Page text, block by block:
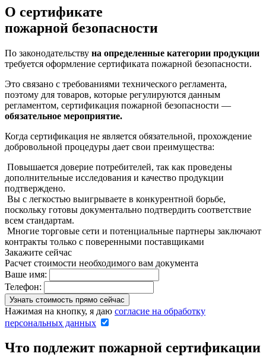
О сертификате
пожарной безопасности
По законодательству на определенные категории продукции
требуется оформление сертификата пожарной безопасности.
Это связано с требованиями технического регламента,
поэтому для товаров, которые регулируются данным
регламентом, сертификация пожарной безопасности —
обязательное мероприятие.
Когда сертификация не является обязательной, прохождение
добровольной процедуры дает свои преимущества:
Повышается доверие потребителей, так как проведены
дополнительные исследования и качество продукции
подтверждено.
Вы с легкостью выигрываете в конкурентной борьбе,
поскольку готовы документально подтвердить соответствие
всем стандартам.
Многие торговые сети и потенциальные партнеры заключают
контракты только с поверенными поставщиками
Закажите сейчас
Расчет стоимости необходимого вам документа
Ваше имя:
Телефон:
Нажимая на кнопку, я даю согласие на обработку
персональных данных
Что подлежит пожарной сертификации